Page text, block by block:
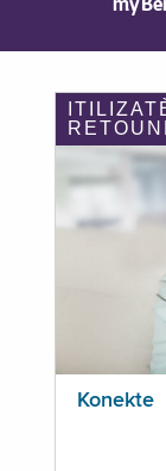
Konekte